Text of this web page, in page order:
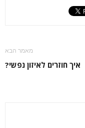
מאמר הבא
איך חוזרים לאיזון נפשי?